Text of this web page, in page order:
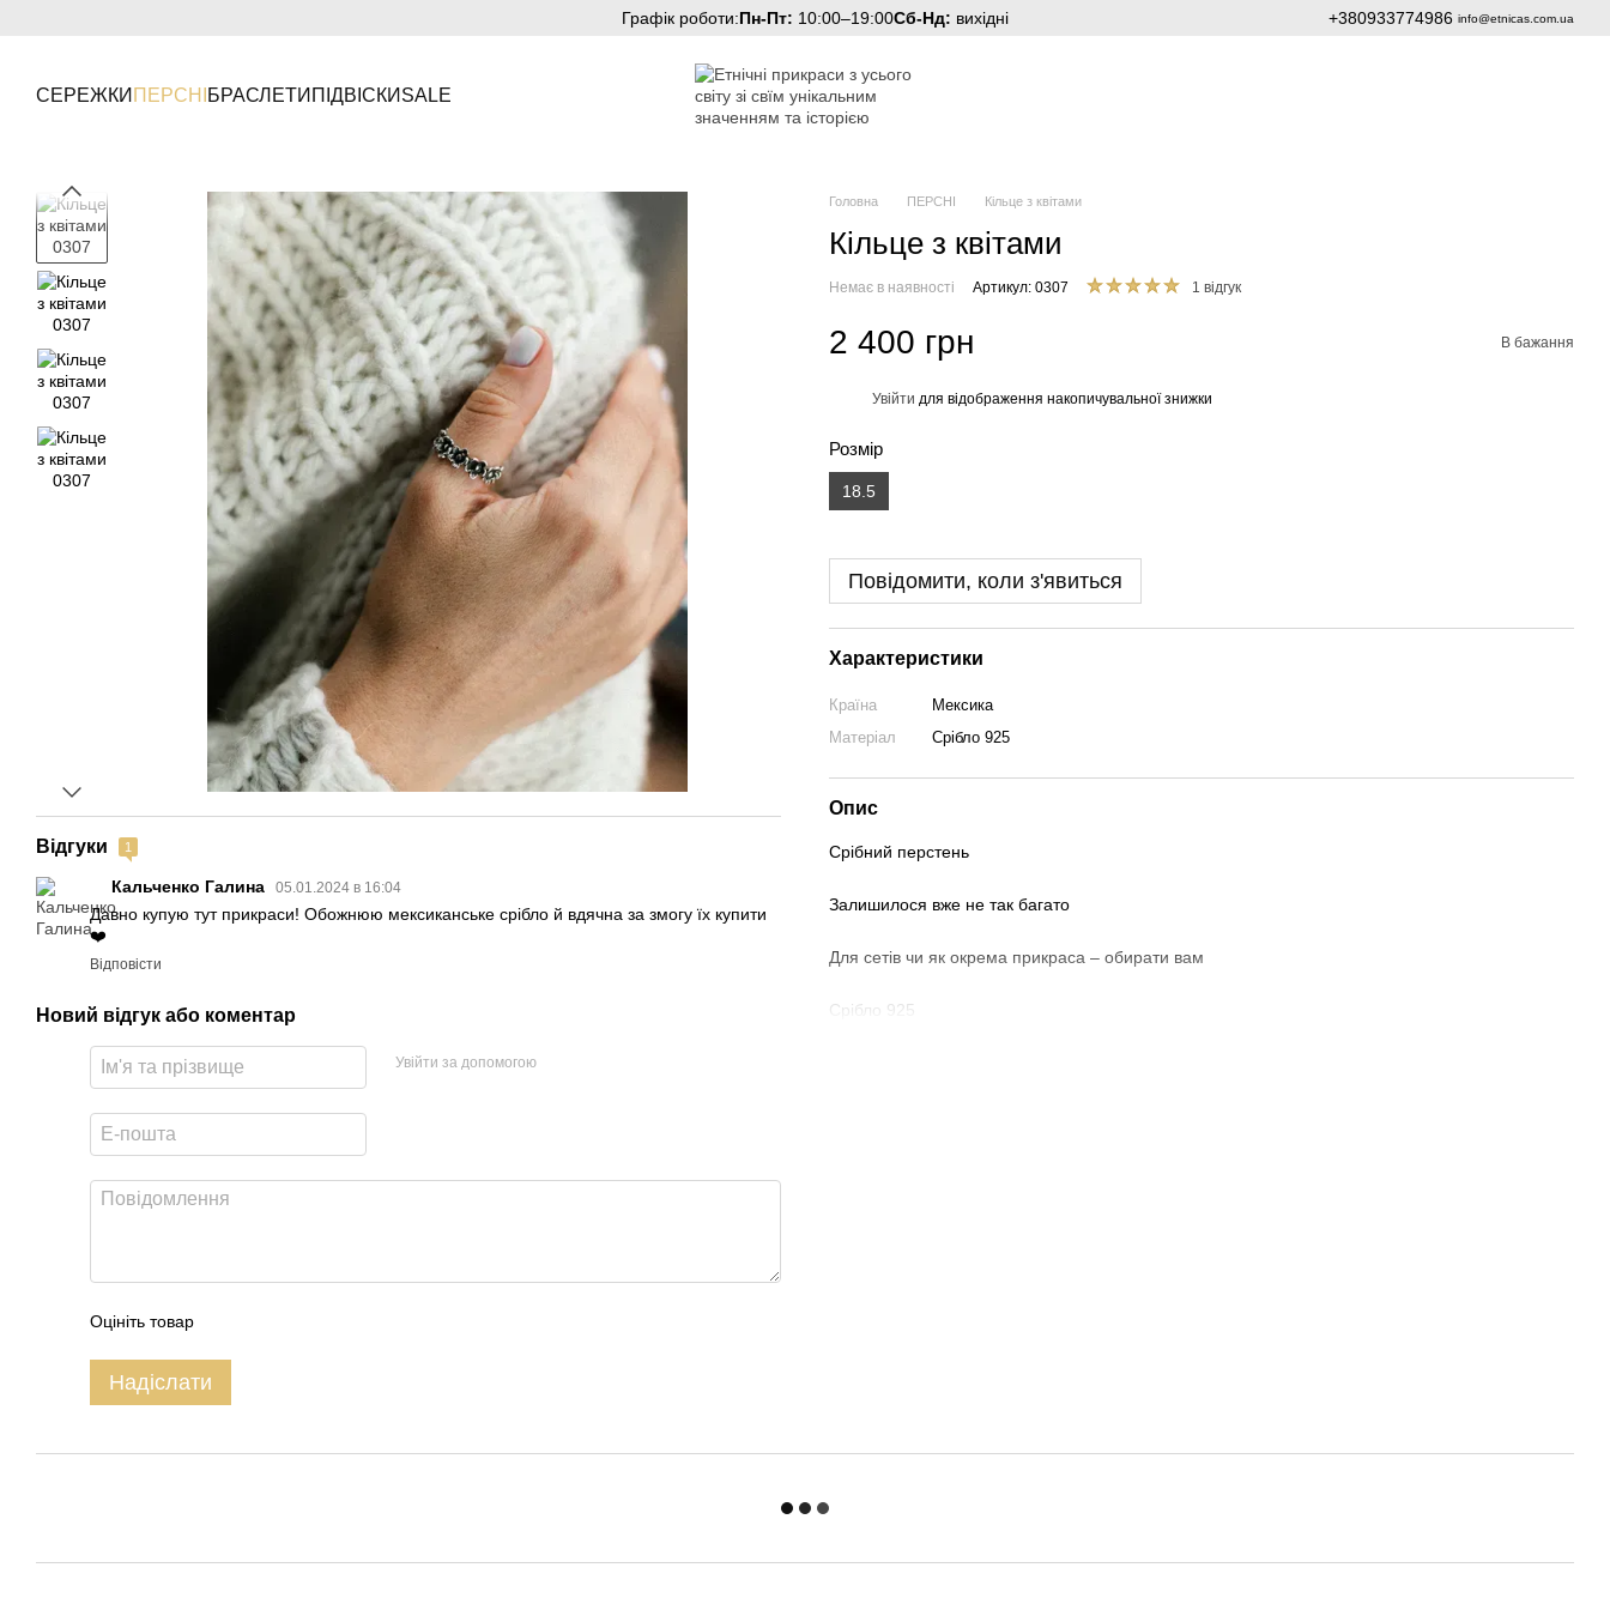
Графік роботи:Пн-Пт: 10:00–19:00Сб-Нд: вихідні +380933774986 info@etnicas.com.ua
СЕРЕЖКИ ПЕРСНІ БРАСЛЕТИ ПІДВІСКИ SALE
Відгуки 1
Кальченко Галина 05.01.2024 в 16:04
Давно купую тут прикраси! Обожнюю мексиканське срібло й вдячна за змогу їх купити
❤️
Відповісти
Новий відгук або коментар
Увійти за допомогою
Оцініть товар
Надіслати
Головна ПЕРСНІ Кільце з квітами
Кільце з квітами
Немає в наявності Артикул: 0307 1 відгук
2 400 грн В бажання
Увійти для відображення накопичувальної знижки
Розмір
18.5
Повідомити, коли з'явиться
Характеристики
Країна
Мексика
Матеріал
Срібло 925
Опис
Срібний перстень
Залишилося вже не так багато
Для сетів чи як окрема прикраса – обирати вам
Срібло 925